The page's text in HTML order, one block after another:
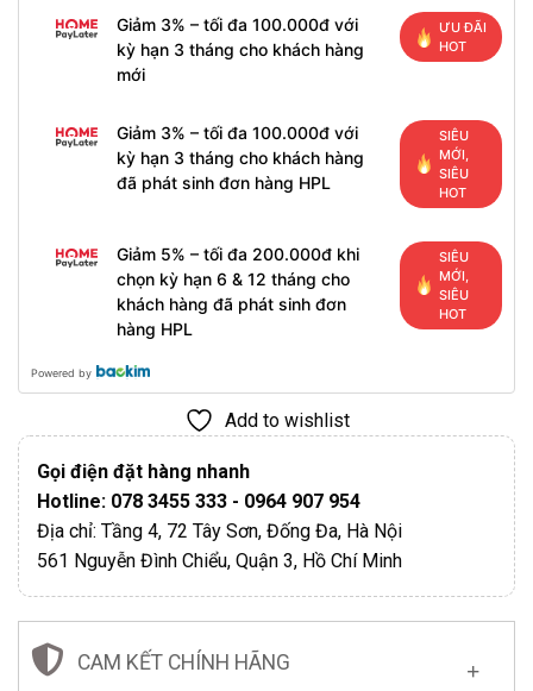
Giảm 3% – tối đa 100.000đ với
kỳ hạn 3 tháng cho khách hàng
mới
ƯU ĐÃI
HOT
Giảm 3% – tối đa 100.000đ với
kỳ hạn 3 tháng cho khách hàng
đã phát sinh đơn hàng HPL
SIÊU
MỚI,
SIÊU
HOT
Giảm 5% – tối đa 200.000đ khi
chọn kỳ hạn 6 & 12 tháng cho
khách hàng đã phát sinh đơn
hàng HPL
SIÊU
MỚI,
SIÊU
HOT
Powered by
Add to wishlist
Gọi điện đặt hàng nhanh
Hotline: 078 3455 333 - 0964 907 954
Địa chỉ: Tầng 4, 72 Tây Sơn, Đống Đa, Hà Nội
561 Nguyễn Đình Chiểu, Quận 3, Hồ Chí Minh
CAM KẾT CHÍNH HÃNG